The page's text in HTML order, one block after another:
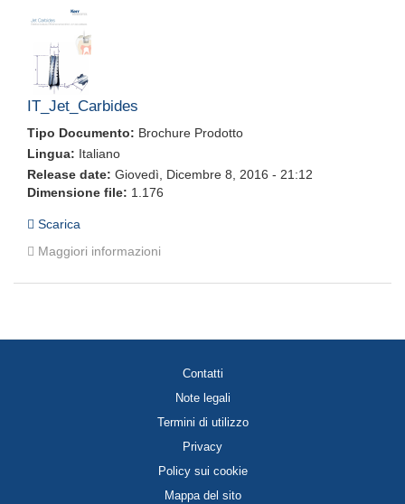
IT_Jet_Carbides
Tipo Documento: Brochure Prodotto
Lingua: Italiano
Release date: Giovedì, Dicembre 8, 2016 - 21:12
Dimensione file: 1.176
Scarica
Maggiori informazioni
Contatti
Note legali
Termini di utilizzo
Privacy
Policy sui cookie
Mappa del sito